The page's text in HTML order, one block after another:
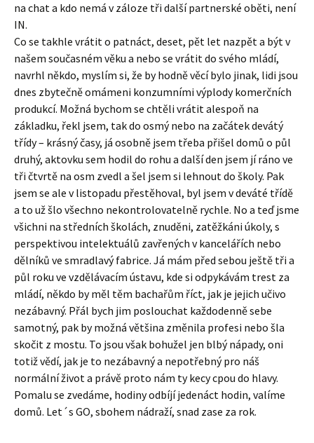
na chat a kdo nemá v záloze tři další partnerské oběti, není
IN.
Co se takhle vrátit o patnáct, deset, pět let nazpět a být v
našem současném věku a nebo se vrátit do svého mládí,
navrhl někdo, myslím si, že by hodně věcí bylo jinak, lidi jsou
dnes zbytečně omámeni konzumními výplody komerčních
produkcí. Možná bychom se chtěli vrátit alespoň na
základku, řekl jsem, tak do osmý nebo na začátek devátý
třídy – krásný časy, já osobně jsem třeba přišel domů o půl
druhý, aktovku sem hodil do rohu a další den jsem jí ráno ve
tři čtvrtě na osm zvedl a šel jsem si lehnout do školy. Pak
jsem se ale v listopadu přestěhoval, byl jsem v deváté třídě
a to už šlo všechno nekontrolovatelně rychle. No a teď jsme
všichni na středních školách, znuděni, zatěžkáni úkoly, s
perspektivou intelektuálů zavřených v kancelářích nebo
dělníků ve smradlavý fabrice. Já mám před sebou ještě tři a
půl roku ve vzdělávacím ústavu, kde si odpykávám trest za
mládí, někdo by měl těm bachařům říct, jak je jejich učivo
nezábavný. Přál bych jim poslouchat každodenně sebe
samotný, pak by možná většina změnila profesi nebo šla
skočit z mostu. To jsou však bohužel jen blbý nápady, oni
totiž vědí, jak je to nezábavný a nepotřebný pro náš
normální život a právě proto nám ty kecy cpou do hlavy.
Pomalu se zvedáme, hodiny odbíjí jedenáct hodin, valíme
domů. Let´s GO, sbohem nádraží, snad zase za rok.